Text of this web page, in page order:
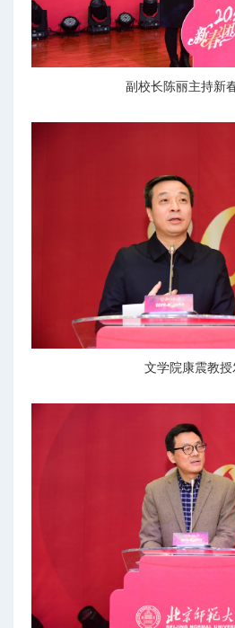
副校长陈丽主持新
文学院康震教授